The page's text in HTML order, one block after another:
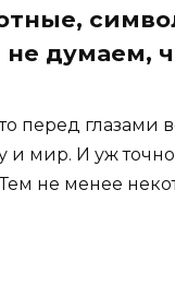
думаем,
перед
мир. И уж
не менее